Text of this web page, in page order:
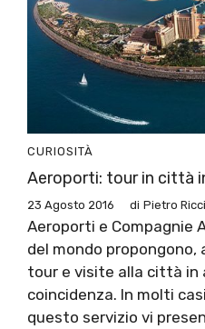
CURIOSITÀ
Aeroporti: tour in città
23 Agosto 2016 di Pietro
Aeroporti e Compagnie
del mondo
tour e visite alla città in
coincidenza. In molti
questo servizio vi